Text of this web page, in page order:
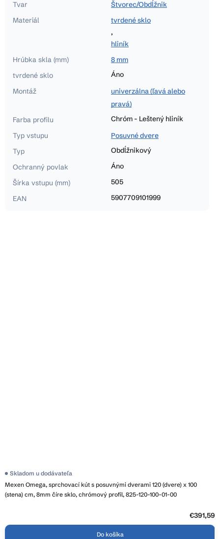
Tvar
Štvorec/Obdĺžnik
Materiál
tvrdené sklo
,
hliník
Hrúbka skla (mm)
8 mm
tvrdené sklo
Áno
Montáž
univerzálna (ľavá alebo
pravá)
Farba profilu
Chróm - Leštený hliník
Typ vstupu
Posuvné dvere
Typ
Obdĺžnikový
Ochranný povlak
Áno
Šírka vstupu (mm)
505
EAN
5907709101999
Mexen Omega, sprchovací kút s posuvnými dverami 120 (dvere) x 100
(stena) cm, 8mm číre sklo, chrómový profil, 825-120-100-01-00
Skladom u dodávateľa
€391,59
Do košíka